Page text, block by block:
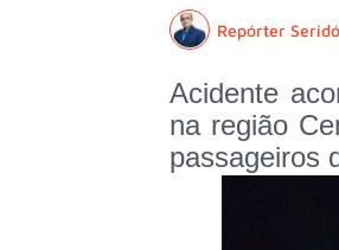
Repórter Seridó
Acidente
na região
passageiros